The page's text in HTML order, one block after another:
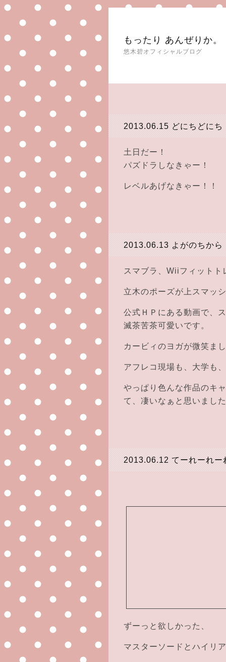
もったり あんぜりか。
悠木碧オフィシャルブログ
2013.06.15 どにちどにち
土日だー！
パズドラしなきゃー！
レベルあげなきゃー！！
2013.06.13 よがのちから
スマブラ、Wiiフィット
立木のポーズが上スマッ
公式ＨＰにある動画で、
滅茶苦茶可愛いです。
カービィのヨガが微笑ま
アフレコ現場も、大学も
やっぱり色んな作品のキ
て、凄いなぁと思いまし
2013.06.12 てーれーれー
ずーっと欲しかった、
マスターソードとハイリ